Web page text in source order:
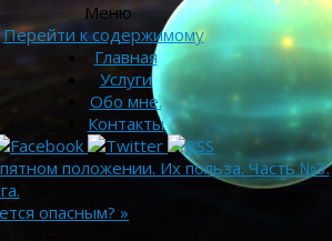
Меню
Перейти к содержимому
Главная
Услуги
Обо мне.
Контакты
положении. Их польза. Часть №3.
опасным? »